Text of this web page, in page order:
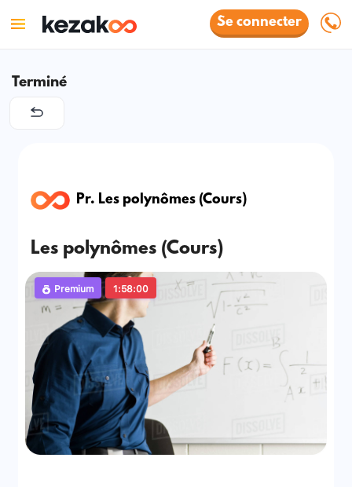
Se connecter
Terminé
Pr. Les polynômes (Cours)
Les polynômes (Cours)
Premium 1:58:00